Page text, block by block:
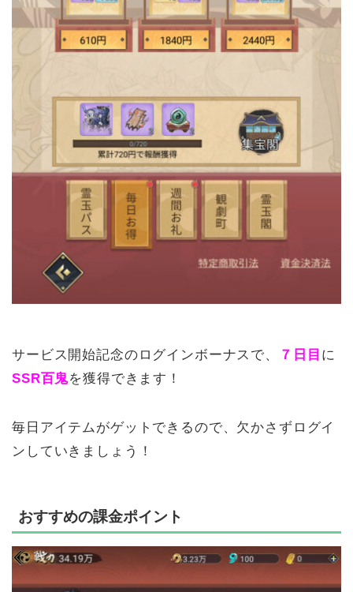
サービス開始記念のログインボーナスで、 ７日目 に
SSR百鬼を獲得できます！
毎日アイテムがゲットできるので、欠かさずログイ
ンしていきましょう！
おすすめの課金ポイント